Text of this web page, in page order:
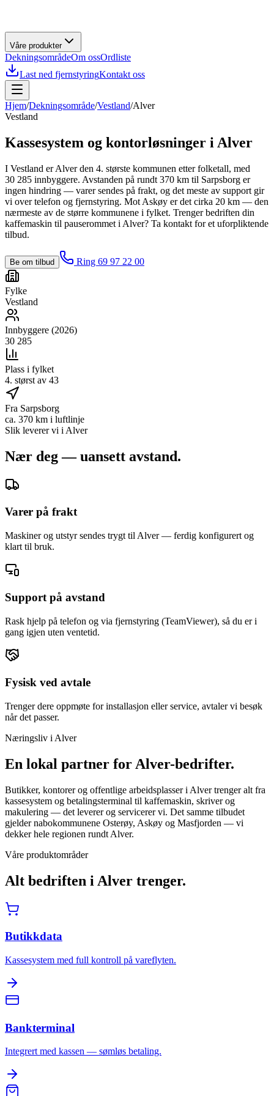
Våre produkter
DekningsområdeOm ossOrdliste
Last ned fjernstyringKontakt oss
Hjem/Dekningsområde/Vestland/Alver
Vestland
Kassesystem og kontorløsninger i Alver
I Vestland er Alver den 4. største kommunen etter folketall, med
30 285 innbyggere. Avstanden på rundt 370 km til Sarpsborg er
ingen hindring — varer sendes på frakt, og det meste av support gir
vi over telefon og fjernstyring. Mot Askøy er det cirka 20 km — den
nærmeste av de større kommunene i fylket. Trenger bedriften din
kaffemaskin til pauserommet i Alver? Ta kontakt for et uforpliktende
tilbud.
Be om tilbud Ring 69 97 22 00
Fylke
Vestland
Innbyggere (2026)
30 285
Plass i fylket
4. størst av 43
Fra Sarpsborg
ca. 370 km i luftlinje
Slik leverer vi i Alver
Nær deg — uansett avstand.
Varer på frakt
Maskiner og utstyr sendes trygt til Alver — ferdig konfigurert og
klart til bruk.
Support på avstand
Rask hjelp på telefon og via fjernstyring (TeamViewer), så du er i
gang igjen uten ventetid.
Fysisk ved avtale
Trenger dere oppmøte for installasjon eller service, avtaler vi besøk
når det passer.
Næringsliv i Alver
En lokal partner for Alver-bedrifter.
Butikker, kontorer og offentlige arbeidsplasser i Alver trenger alt fra
kassesystem og betalingsterminal til kaffemaskin, skriver og
makulering — det leverer og servicerer vi. Det samme tilbudet
gjelder nabokommunene Osterøy, Askøy og Masfjorden — vi
dekker hele regionen rundt Alver.
Våre produktområder
Alt bedriften i Alver trenger.
Butikkdata
Kassesystem med full kontroll på vareflyten.
Bankterminal
Integrert med kassen — sømløs betaling.